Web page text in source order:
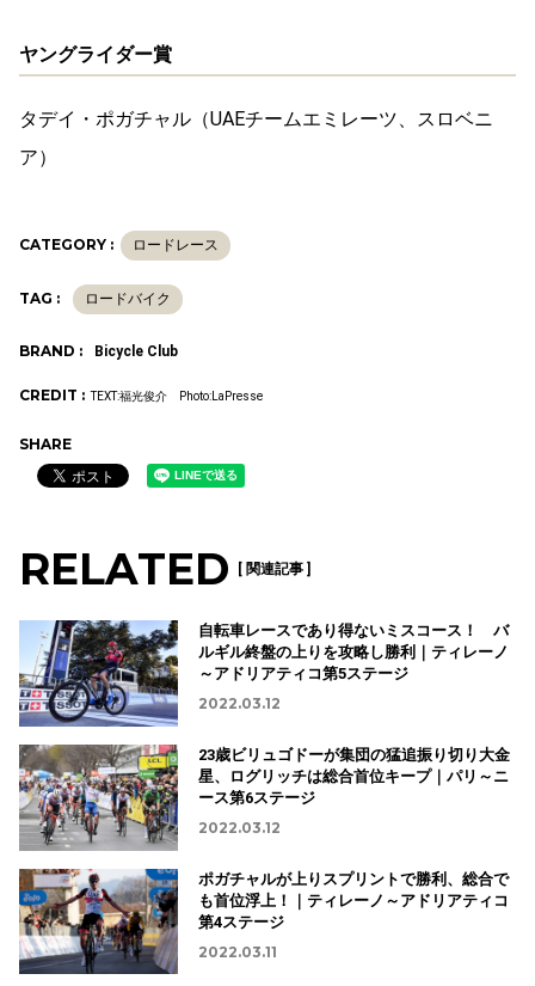
ヤングライダー賞
タデイ・ポガチャル（UAEチームエミレーツ、スロベニ
ア）
CATEGORY : ロードレース
TAG : ロードバイク
BRAND : Bicycle Club
CREDIT : TEXT:福光俊介 Photo:LaPresse
SHARE
RELATED [ 関連記事 ]
自転車レースであり得ないミスコース！ バ
ルギル終盤の上りを攻略し勝利｜ティレーノ
～アドリアティコ第5ステージ
2022.03.12
23歳ビリュゴドーが集団の猛追振り切り大金
星、ログリッチは総合首位キープ｜パリ～ニ
ース第6ステージ
2022.03.12
ポガチャルが上りスプリントで勝利、総合で
も首位浮上！｜ティレーノ～アドリアティコ
第4ステージ
2022.03.11